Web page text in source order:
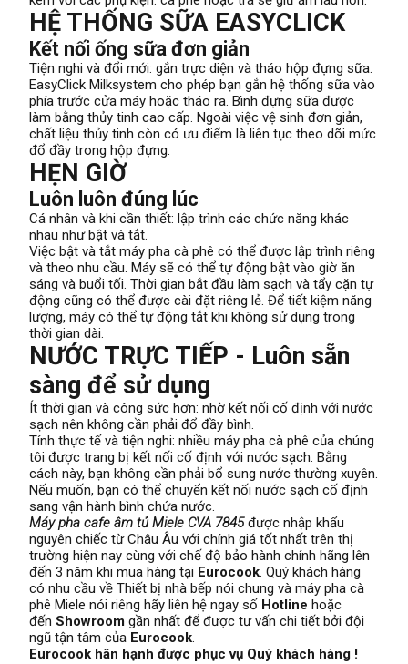
HỆ THỐNG SỮA EASYCLICK
Kết nối ống sữa đơn giản
Tiện nghi và đổi mới: gắn trực diện và tháo hộp đựng sữa.
EasyClick Milksystem cho phép bạn gắn hệ thống sữa vào
phía trước cửa máy hoặc tháo ra. Bình đựng sữa được
làm bằng thủy tinh cao cấp. Ngoài việc vệ sinh đơn giản,
chất liệu thủy tinh còn có ưu điểm là liên tục theo dõi mức
đổ đầy trong hộp đựng.
HẸN GIỜ
Luôn luôn đúng lúc
Cá nhân và khi cần thiết: lập trình các chức năng khác
nhau như bật và tắt.
Việc bật và tắt máy pha cà phê có thể được lập trình riêng
và theo nhu cầu. Máy sẽ có thể tự động bật vào giờ ăn
sáng và buổi tối. Thời gian bắt đầu làm sạch và tẩy cặn tự
động cũng có thể được cài đặt riêng lẻ. Để tiết kiệm năng
lượng, máy có thể tự động tắt khi không sử dụng trong
thời gian dài.
NƯỚC TRỰC TIẾP - Luôn sẵn
sàng để sử dụng
Ít thời gian và công sức hơn: nhờ kết nối cố định với nước
sạch nên không cần phải đổ đầy bình.
Tính thực tế và tiện nghi: nhiều máy pha cà phê của chúng
tôi được trang bị kết nối cố định với nước sạch. Bằng
cách này, bạn không cần phải bổ sung nước thường xuyên.
Nếu muốn, bạn có thể chuyển kết nối nước sạch cố định
sang vận hành bình chứa nước.
Máy pha cafe âm tủ Miele CVA 7845được nhập khẩu
nguyên chiếc từ Châu Âu với chính giá tốt nhất trên thị
trường hiện nay cùng với chế độ bảo hành chính hãng lên
đến 3 năm khi mua hàng tại Eurocook. Quý khách hàng
có nhu cầu về Thiết bị nhà bếp nói chung và máy pha cà
phê Miele nói riêng hãy liên hệ ngay số Hotline hoặc
đến Showroom gần nhất để được tư vấn chi tiết bởi đội
ngũ tận tâm của Eurocook.
Eurocook hân hạnh được phục vụ Quý khách hàng !